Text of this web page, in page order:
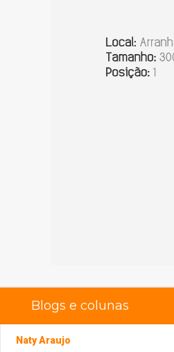
Blogs e colunas
Naty Araujo